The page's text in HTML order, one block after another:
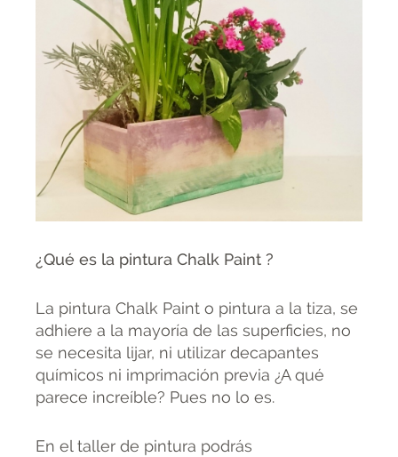
¿Qué es la pintura Chalk Paint ?
La pintura Chalk Paint o pintura a la tiza, se
adhiere a la mayoría de las superficies, no
se necesita lijar, ni utilizar decapantes
químicos ni imprimación previa ¿A qué
parece increíble? Pues no lo es.
En el taller de pintura podrás